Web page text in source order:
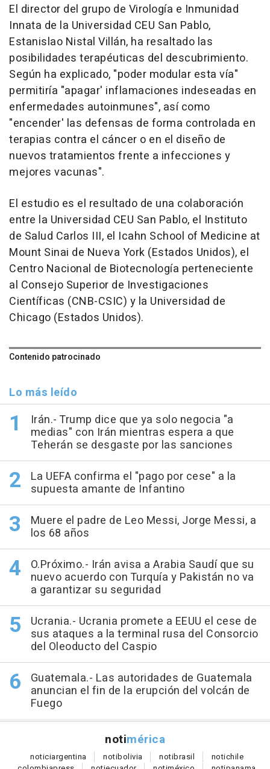
El director del grupo de Virología e Inmunidad
Innata de la Universidad CEU San Pablo,
Estanislao Nistal Villán, ha resaltado las
posibilidades terapéuticas del descubrimiento.
Según ha explicado, "poder modular esta vía"
permitiría "apagar' inflamaciones indeseadas en
enfermedades autoinmunes", así como
"encender' las defensas de forma controlada en
terapias contra el cáncer o en el diseño de
nuevos tratamientos frente a infecciones y
mejores vacunas".
El estudio es el resultado de una colaboración
entre la Universidad CEU San Pablo, el Instituto
de Salud Carlos III, el Icahn School of Medicine at
Mount Sinai de Nueva York (Estados Unidos), el
Centro Nacional de Biotecnología perteneciente
al Consejo Superior de Investigaciones
Científicas (CNB-CSIC) y la Universidad de
Chicago (Estados Unidos).
Contenido patrocinado
Lo más leído
Irán.- Trump dice que ya solo negocia "a
medias" con Irán mientras espera a que
Teherán se desgaste por las sanciones
La UEFA confirma el "pago por cese" a la
supuesta amante de Infantino
Muere el padre de Leo Messi, Jorge Messi, a
los 68 años
O.Próximo.- Irán avisa a Arabia Saudí que su
nuevo acuerdo con Turquía y Pakistán no va
a garantizar su seguridad
Ucrania.- Ucrania promete a EEUU el cese de
sus ataques a la terminal rusa del Consorcio
del Oleoducto del Caspio
Guatemala.- Las autoridades de Guatemala
anuncian el fin de la erupción del volcán de
Fuego
notimérica
noticiargentina notibolivia notibrasil notichile